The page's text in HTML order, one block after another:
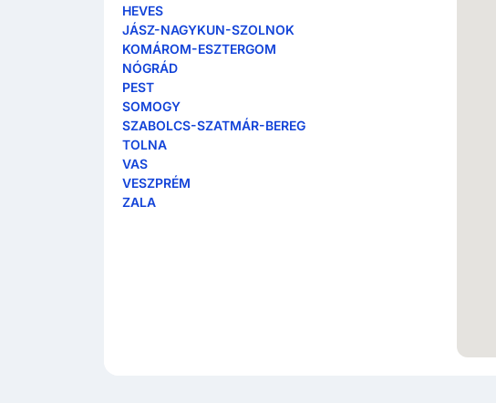
HEVES
JÁSZ-NAGYKUN-SZOLNOK
KOMÁROM-ESZTERGOM
NÓGRÁD
PEST
SOMOGY
SZABOLCS-SZATMÁR-BEREG
TOLNA
VAS
VESZPRÉM
ZALA